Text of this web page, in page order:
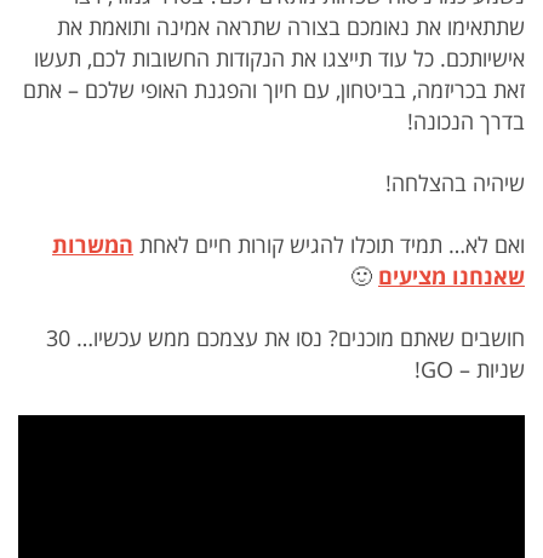
שתתאימו את נאומכם בצורה שתראה אמינה ותואמת את
אישיותכם. כל עוד תייצגו את הנקודות החשובות לכם, תעשו
זאת בכריזמה, בביטחון, עם חיוך והפגנת האופי שלכם – אתם
בדרך הנכונה!
שיהיה בהצלחה!
ואם לא… תמיד תוכלו להגיש קורות חיים לאחת המשרות
שאנחנו מציעים 🙂
חושבים שאתם מוכנים? נסו את עצמכם ממש עכשיו… 30
שניות – GO!